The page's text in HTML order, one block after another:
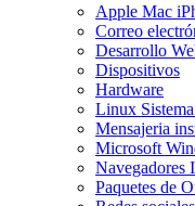
Apple Mac
Correo
Desarrollo
Dispositivos
Hardware
Linux
Mensajeria
Microsoft
Navegadores
Paquetes de